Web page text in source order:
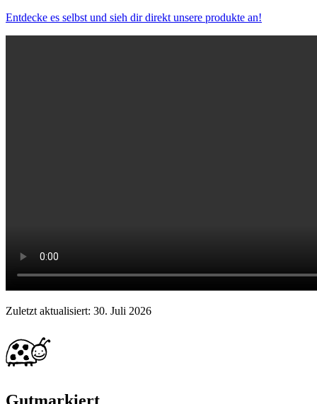
Entdecke es selbst und sieh dir direkt unsere produkte an!
Zuletzt aktualisiert: 30. Juli 2026
Gutmarkiert